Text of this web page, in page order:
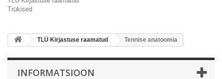
Trükised
TLÜ Kirjastuse raamatud Tennise anatoomia
INFORMATSIOON